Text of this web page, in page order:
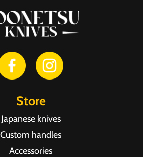
Store
Japanese knives
Custom handles
Accessories